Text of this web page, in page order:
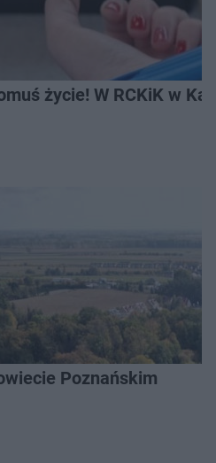
życie! W RCKiK w
Poznańskim